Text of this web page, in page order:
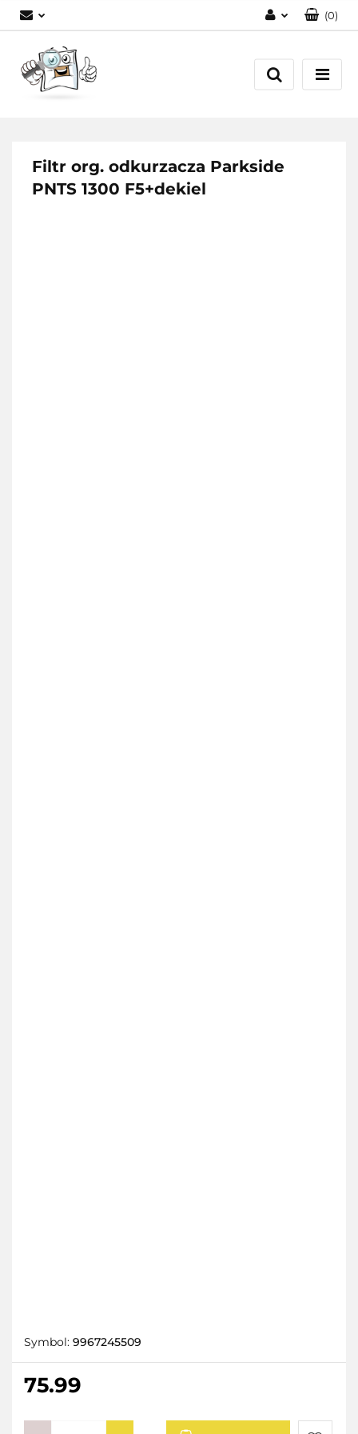
Zarejestruj się
(0)
Filtr org. odkurzacza Parkside
PNTS 1300 F5+dekiel
Symbol: 9967245509
75.99